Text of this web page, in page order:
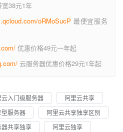
38元1年
oRMoSucP 最便宜服务
优惠价格49元一年起
云服务器优惠价格29元1年起
云入门级服务器
阿里云共享
服务器
阿里云共享独享区别
共享独享
阿里云独享